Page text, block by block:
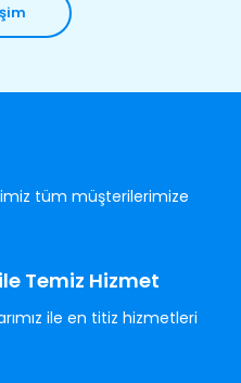
tüm müşterilerimize
Temiz Hizmet
ile en titiz hizmetleri